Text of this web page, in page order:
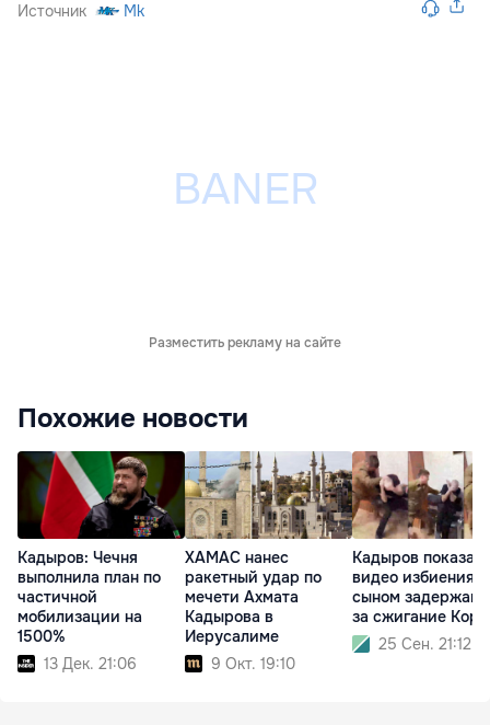
Источник Mk
Разместить рекламу на сайте
Похожие новости
Кадыров: Чечня
выполнила план по
частичной
мобилизации на
1500%
13 Дек. 21:06
ХАМАС нанес
ракетный удар по
мечети Ахмата
Кадырова в
Иерусалиме
9 Окт. 19:10
Кадыров показал
видео избиения
сыном
за сжигание
25 Сен. 21:12